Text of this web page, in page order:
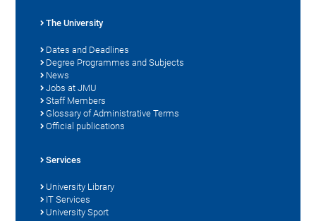
The University
Dates and Deadlines
Degree Programmes and Subjects
News
Jobs at JMU
Staff Members
Glossary of Administrative Terms
Official publications
Services
University Library
IT Services
University Sport